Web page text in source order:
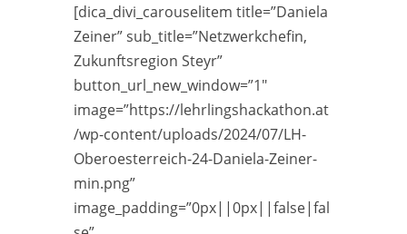
[dica_divi_carouselitem title=”Daniela
Zeiner” sub_title=”Netzwerkchefin,
Zukunftsregion Steyr”
button_url_new_window=”1″
image=”https://lehrlingshackathon.at
/wp-content/uploads/2024/07/LH-
Oberoesterreich-24-Daniela-Zeiner-
min.png”
image_padding=”0px||0px||false|fal